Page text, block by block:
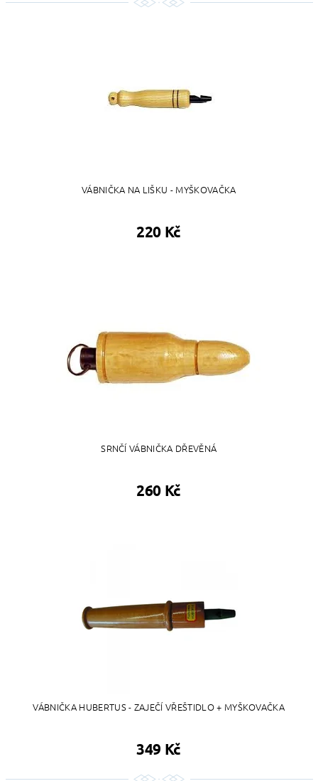
VÁBNIČKA NA LIŠKU - MYŠKOVAČKA
220 Kč
SRNČÍ VÁBNIČKA DŘEVĚNÁ
260 Kč
VÁBNIČKA HUBERTUS - ZAJEČÍ VŘEŠTIDLO + MYŠKOVAČKA
349 Kč